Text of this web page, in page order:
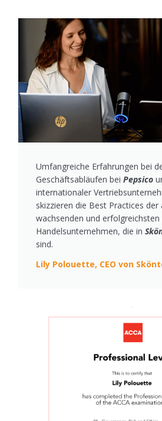
Umfangreiche Erfahrungen bei
Geschäftsabläufen bei Pepsico
internationaler
skizzieren die Best Practices der
wachsenden und erfolgreichsten
Handelsunternehmen, die in
sind.
Lily Polouette, CEO von